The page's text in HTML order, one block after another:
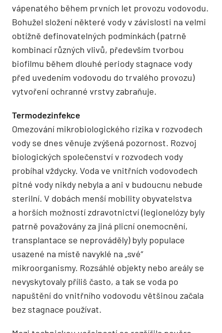
vápenatého během prvních let provozu vodovodu.
Bohužel složení některé vody v závislosti na velmi
obtížně definovatelných podmínkách (patrně
kombinací různých vlivů, především tvorbou
biofilmu během dlouhé periody stagnace vody
před uvedením vodovodu do trvalého provozu)
vytvoření ochranné vrstvy zabraňuje.
Termodezinfekce
Omezování mikrobiologického rizika v rozvodech
vody se dnes věnuje zvýšená pozornost. Rozvoj
biologických společenství v rozvodech vody
probíhal vždycky. Voda ve vnitřních vodovodech
pitné vody nikdy nebyla a ani v budoucnu nebude
sterilní. V dobách menší mobility obyvatelstva
a horších možností zdravotnictví (legionelózy byly
patrně považovány za jiná plicní onemocnění,
transplantace se neprováděly) byly populace
usazené na místě navyklé na „své“
mikroorganismy. Rozsáhlé objekty nebo areály se
nevyskytovaly příliš často, a tak se voda po
napuštění do vnitřního vodovodu většinou začala
bez stagnace používat.